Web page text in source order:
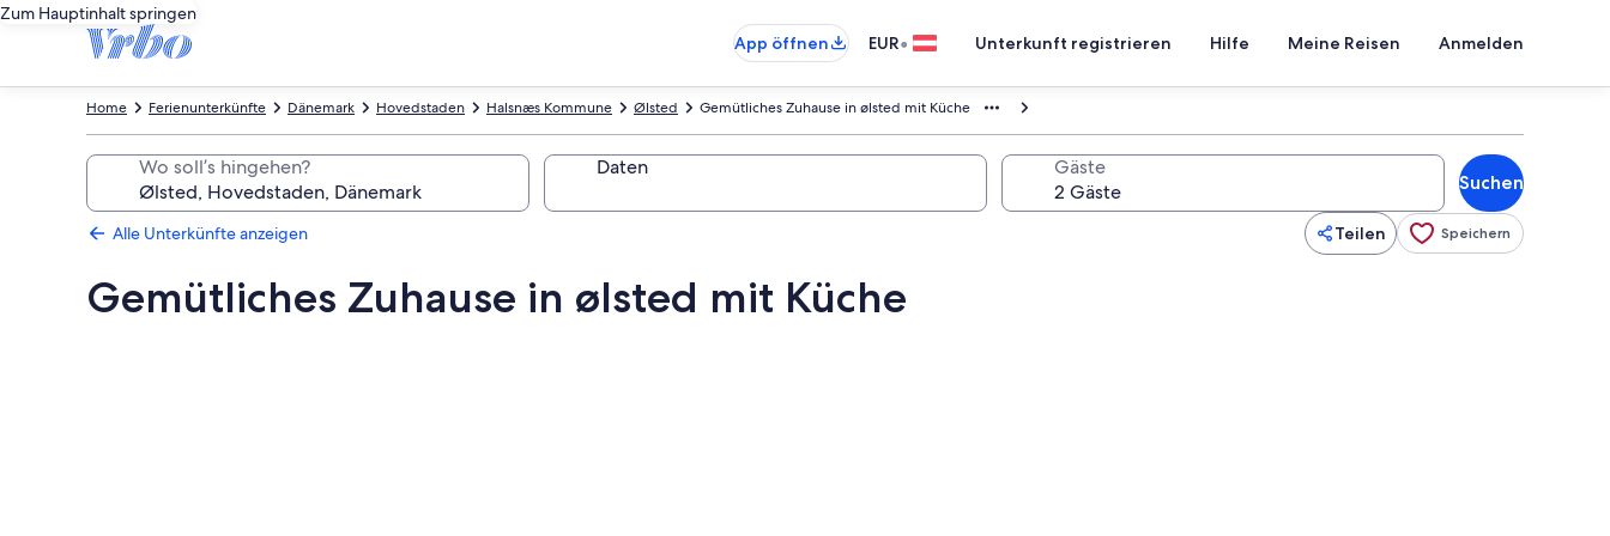
Zum Hauptinhalt springen
App öffnen
EUR• Unterkunft registrieren Hilfe Meine Reisen Anmelden
Gemütliches Zuhause in ølsted mit Küche
Ølsted
Halsnæs Kommune
Hovedstaden
Dänemark
Ferienunterkünfte
Home
Wo soll’s hingehen? Daten Gäste
Suchen
Alle Unterkünfte anzeigen Teilen Speichern
Gemütliches Zuhause in ølsted mit Küche